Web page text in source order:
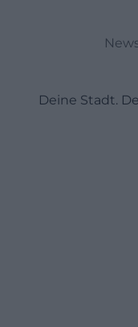
Deine Stadt.